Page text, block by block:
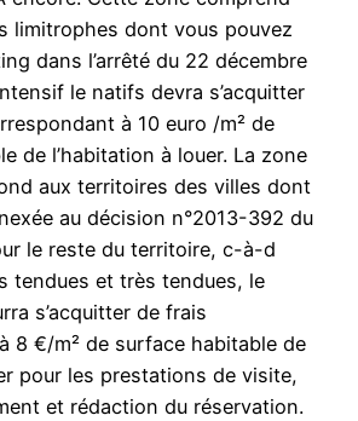
limitrophes dont vous pouvez
dans l’arrêté du 22 décembre
le natifs devra s’acquitter
à 10 euro /m² de
de l’habitation à louer. La zone
aux territoires des villes dont
au décision n°2013-392 du
le reste du territoire, c-à-d
tendues et très tendues, le
s’acquitter de frais
8 €/m² de surface habitable de
pour les prestations de visite,
et rédaction du réservation.